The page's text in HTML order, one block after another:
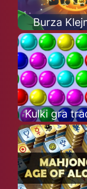
Burza
Kulki gra